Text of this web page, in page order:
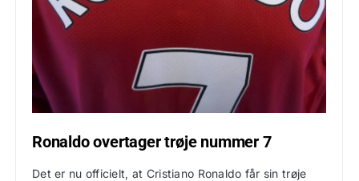
Ronaldo overtager trøje nummer 7
Det er nu officielt, at Cristiano Ronaldo får sin trøje